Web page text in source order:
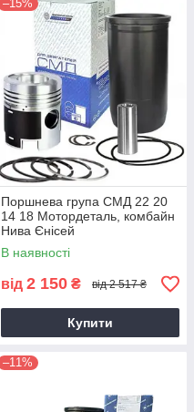
–15%
Поршнева група СМД 22 20
14 18 Мотордеталь, комбайн
Нива Єнісей
В наявності
від 2 150 ₴ від 2 517 ₴
Купити
–11%